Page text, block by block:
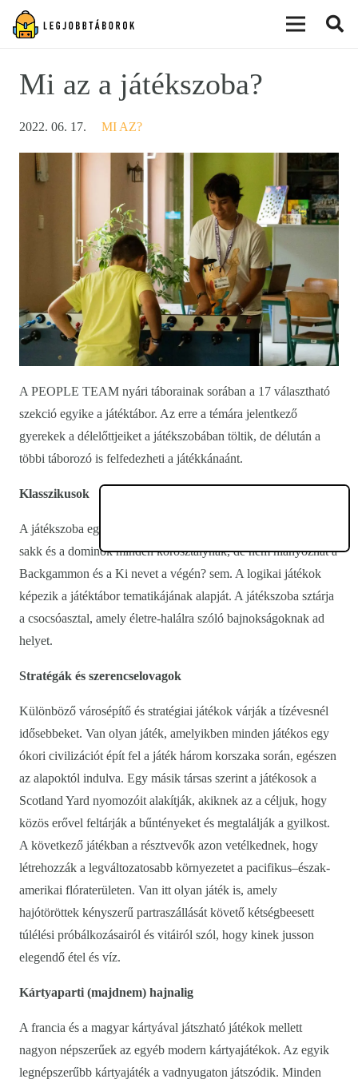
Mi az a játékszoba?
2022. 06. 17. MI AZ?
A PEOPLE TEAM nyári táborainak sorában a 17 választható
szekció egyike a játéktábor. Az erre a témára jelentkező
gyerekek a délelőttjeiket a játékszobában töltik, de délután a
többi táborozó is felfedezheti a játékkánaánt.
Klasszikusok
A játékszoba egy nagy méretű terem, amelynek alapkellékei a
sakk és a dominók minden korosztálynak, de nem hiányozhat a
Backgammon és a Ki nevet a végén? sem. A logikai játékok
képezik a játéktábor tematikájának alapját. A játékszoba sztárja
a csocsóasztal, amely életre-halálra szóló bajnokságoknak ad
helyet.
Stratégák és szerencselovagok
Különböző városépítő és stratégiai játékok várják a tízévesnél
idősebbeket. Van olyan játék, amelyikben minden játékos egy
ókori civilizációt épít fel a játék három korszaka során, egészen
az alapoktól indulva. Egy másik társas szerint a játékosok a
Scotland Yard nyomozóit alakítják, akiknek az a céljuk, hogy
közös erővel feltárják a bűntényeket és megtalálják a gyilkost.
A következő játékban a résztvevők azon vetélkednek, hogy
létrehozzák a legváltozatosabb környezetet a pacifikus–észak-
amerikai flóraterületen. Van itt olyan játék is, amely
hajótöröttek kényszerű partraszállását követő kétségbeesett
túlélési próbálkozásairól és vitáiról szól, hogy kinek jusson
elegendő étel és víz.
Kártyaparti (majdnem) hajnalig
A francia és a magyar kártyával játszható játékok mellett
nagyon népszerűek az egyéb modern kártyajátékok. Az egyik
legnépszerűbb kártyajáték a vadnyugaton játszódik. Minden